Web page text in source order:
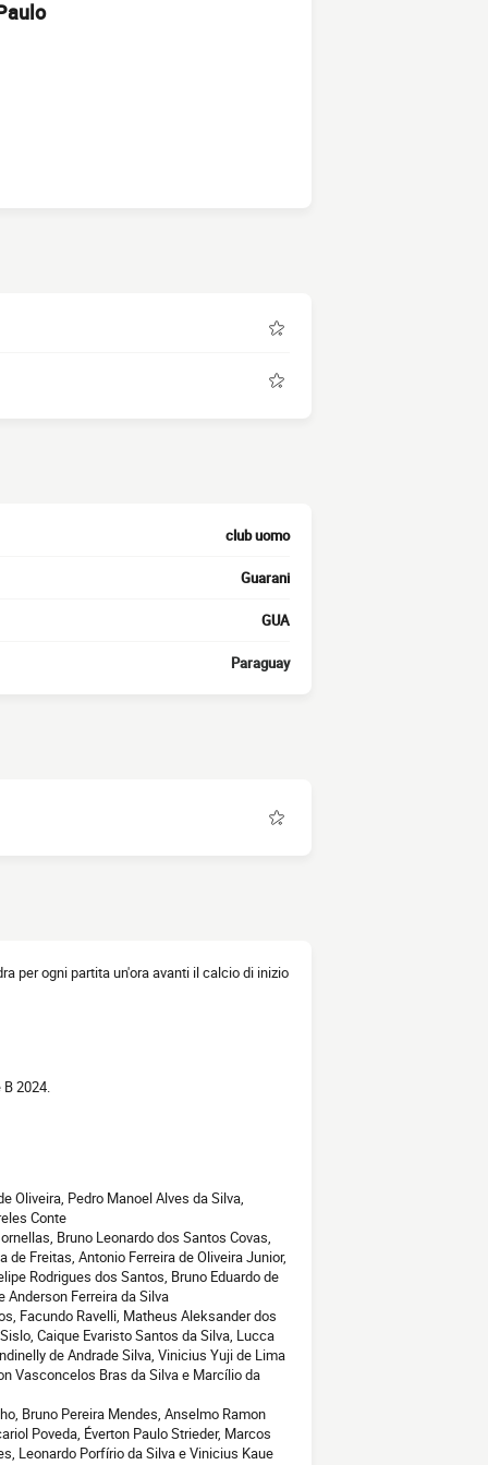
club uomo
Guarani
GUA
Paraguay
per ogni partita un'ora avanti il calcio di inizio
2024.
Oliveira, Pedro Manoel Alves da Silva,
Conte
Bruno Leonardo dos Santos Covas,
Freitas, Antonio Ferreira de Oliveira Junior,
Rodrigues dos Santos, Bruno Eduardo de
Anderson Ferreira da Silva
Facundo Ravelli, Matheus Aleksander dos
Caique Evaristo Santos da Silva, Lucca
de Andrade Silva, Vinicius Yuji de Lima
Vasconcelos Bras da Silva e Marcílio da
Bruno Pereira Mendes, Anselmo Ramon
Poveda, Éverton Paulo Strieder, Marcos
Leonardo Porfírio da Silva e Vinicius Kaue